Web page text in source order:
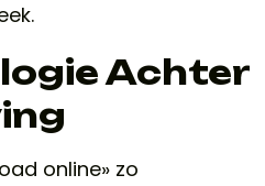
Achter
online» zo